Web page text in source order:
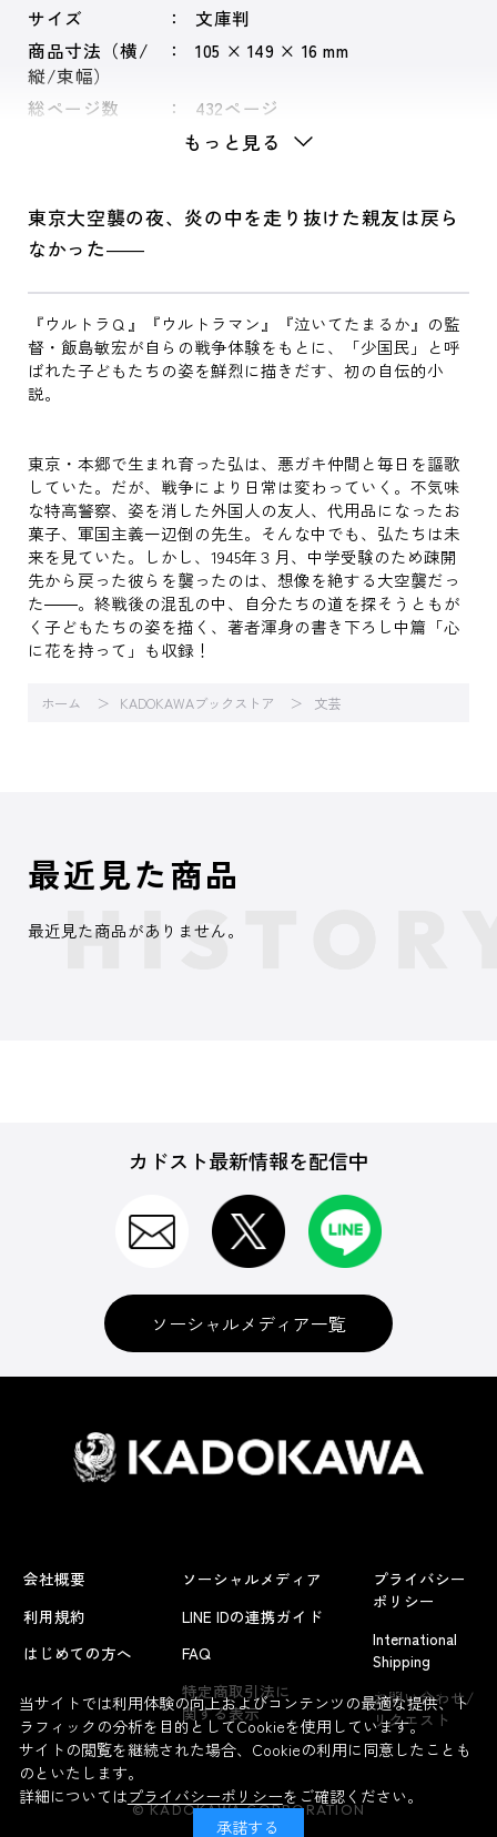
サイズ
文庫判
商品寸法（横/
縦/束幅）
105 × 149 × 16 mm
総ページ数 432ページ
もっと見る
東京大空襲の夜、炎の中を走り抜けた親友は戻ら
なかった――
『ウルトラＱ』『ウルトラマン』『泣いてたまるか』の監
督・飯島敏宏が自らの戦争体験をもとに、「少国民」と呼
ばれた子どもたちの姿を鮮烈に描きだす、初の自伝的小
説。
東京・本郷で生まれ育った弘は、悪ガキ仲間と毎日を謳歌
していた。だが、戦争により日常は変わっていく。不気味
な特高警察、姿を消した外国人の友人、代用品になったお
菓子、軍国主義一辺倒の先生。そんな中でも、弘たちは未
来を見ていた。しかし、1945年３月、中学受験のため疎開
先から戻った彼らを襲ったのは、想像を絶する大空襲だっ
た――。終戦後の混乱の中、自分たちの道を探そうともが
く子どもたちの姿を描く、著者渾身の書き下ろし中篇「心
に花を持って」も収録！
ホーム KADOKAWAブックストア 文芸
よくあるお問い合わせ
最近見た商品
最近見た商品がありません。
カドスト最新情報を配信中
ソーシャルメディア一覧
会社概要
利用規約
はじめての方へ
ソーシャルメディア
LINE IDの連携ガイド
FAQ
特定商取引法に
関する表示
プライバシー
ポリシー
International
Shipping
お問い合わせ/
リクエスト
© KADOKAWA CORPORATION
当サイトでは利用体験の向上およびコンテンツの最適な提供、ト
ラフィックの分析を目的としてCookieを使用しています。
サイトの閲覧を継続された場合、Cookieの利用に同意したことも
のといたします。
詳細についてはプライバシーポリシーをご確認ください。
承諾する